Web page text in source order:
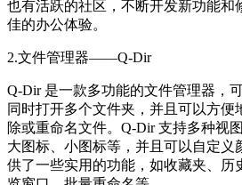
也有活跃的社区，不断开发新功能和
佳的办公体验。
2.文件管理器——Q-Dir
Q-Dir 是一款多功能的文件管理器，
同时打开多个文件夹，并且可以方便
除或重命名文件。Q-Dir 支持多种视
大图标、小图标等，并且可以自定义
供了一些实用的功能，如收藏夹、历